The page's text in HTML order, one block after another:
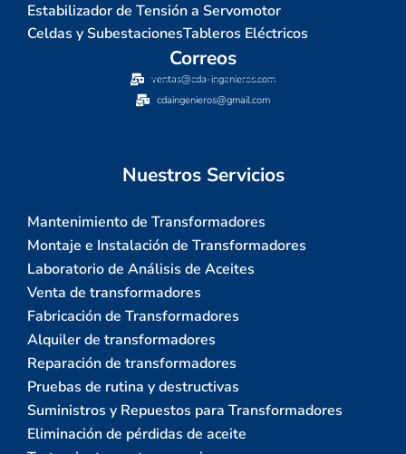
Estabilizador de Tensión a Servomotor
Celdas y SubestacionesTableros Eléctricos
Correos
ventas@cda-ingenieros.com
cdaingenieros@gmail.com
Nuestros Servicios
Mantenimiento de Transformadores
Montaje e Instalación de Transformadores
Laboratorio de Análisis de Aceites
Venta de transformadores
Fabricación de Transformadores
Alquiler de transformadores
Reparación de transformadores
Pruebas de rutina y destructivas
Suministros y Repuestos para Transformadores
Eliminación de pérdidas de aceite